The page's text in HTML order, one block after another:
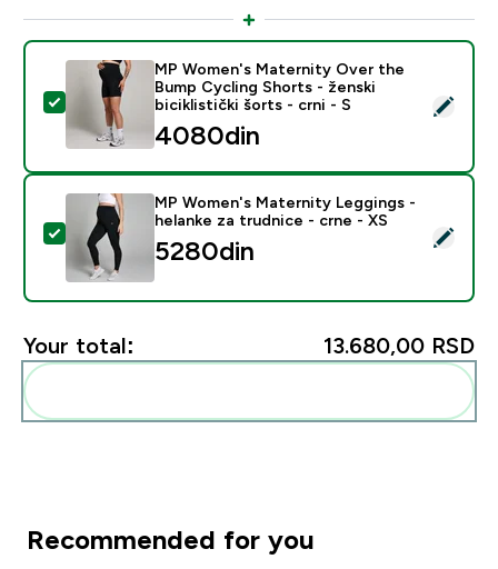
Select this product - MP Women's Maternity Over
MP Women's Maternity Over the
Bump Cycling Shorts - ženski
biciklistički šorts - crni - S
4080din‎
Select this product - MP Women's Maternity
MP Women's Maternity Leggings -
helanke za trudnice - crne - XS
5280din‎
Your total: 13.680,00 RSD‎
Recommended for you